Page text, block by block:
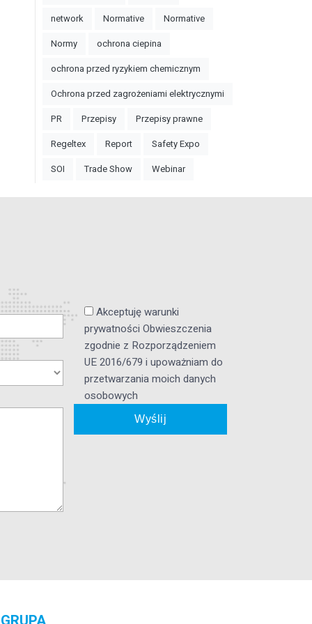
network Normative
Normative
Normy
ochrona ciepina
ochrona przed ryzykiem chemicznym
Ochrona przed zagrożeniami elektrycznymi
PR
Przepisy
Przepisy prawne
Regeltex
Report
Safety Expo
SOI
Trade Show Webinar
Akceptuję warunki
prywatności Obwieszczenia
zgodnie z Rozporządzeniem
UE 2016/679 i upoważniam do
przetwarzania moich danych
osobowych